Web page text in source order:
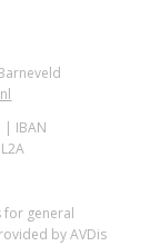
| IBAN
for general
by AVDis